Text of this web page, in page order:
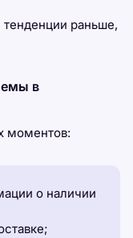
тенденции раньше,
в
моментов:
о наличии